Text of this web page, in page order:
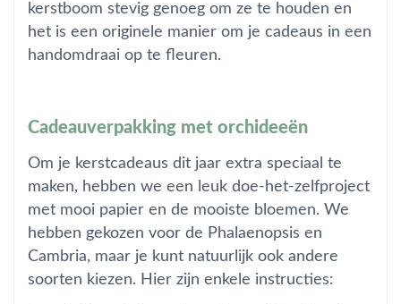
kerstboom stevig genoeg om ze te houden en
het is een originele manier om je cadeaus in een
handomdraai op te fleuren.
Cadeauverpakking met orchideeën
Om je kerstcadeaus dit jaar extra speciaal te
maken, hebben we een leuk doe-het-zelfproject
met mooi papier en de mooiste bloemen. We
hebben gekozen voor de Phalaenopsis en
Cambria, maar je kunt natuurlijk ook andere
soorten kiezen. Hier zijn enkele instructies: